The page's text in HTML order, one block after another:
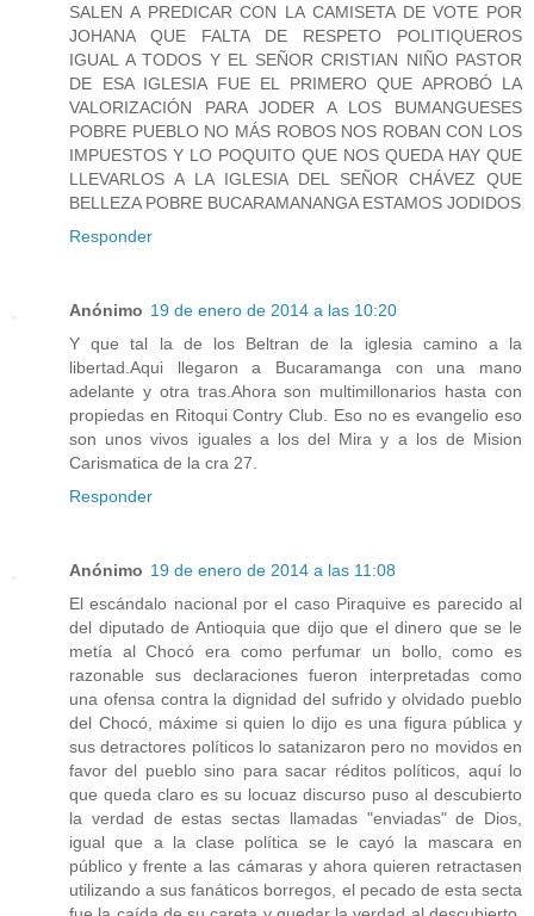
SALEN A PREDICAR CON LA CAMISETA DE VOTE POR
JOHANA QUE FALTA DE RESPETO POLITIQUEROS
IGUAL A TODOS Y EL SEÑOR CRISTIAN NIÑO PASTOR
DE ESA IGLESIA FUE EL PRIMERO QUE APROBÓ LA
VALORIZACIÓN PARA JODER A LOS BUMANGUESES
POBRE PUEBLO NO MÁS ROBOS NOS ROBAN CON LOS
IMPUESTOS Y LO POQUITO QUE NOS QUEDA HAY QUE
LLEVARLOS A LA IGLESIA DEL SEÑOR CHÁVEZ QUE
BELLEZA POBRE BUCARAMANANGA ESTAMOS JODIDOS
Responder
Anónimo 19 de enero de 2014 a las 10:20
Y que tal la de los Beltran de la iglesia camino a la
libertad.Aqui llegaron a Bucaramanga con una mano
adelante y otra tras.Ahora son multimillonarios hasta con
propiedas en Ritoqui Contry Club. Eso no es evangelio eso
son unos vivos iguales a los del Mira y a los de Mision
Carismatica de la cra 27.
Responder
Anónimo 19 de enero de 2014 a las 11:08
El escándalo nacional por el caso Piraquive es parecido al
del diputado de Antioquia que dijo que el dinero que se le
metía al Chocó era como perfumar un bollo, como es
razonable sus declaraciones fueron interpretadas como
una ofensa contra la dignidad del sufrido y olvidado pueblo
del Chocó, máxime si quien lo dijo es una figura pública y
sus detractores políticos lo satanizaron pero no movidos en
favor del pueblo sino para sacar réditos políticos, aquí lo
que queda claro es su locuaz discurso puso al descubierto
la verdad de estas sectas llamadas "enviadas" de Dios,
igual que a la clase política se le cayó la mascara en
público y frente a las cámaras y ahora quieren retractasen
utilizando a sus fanáticos borregos, el pecado de esta secta